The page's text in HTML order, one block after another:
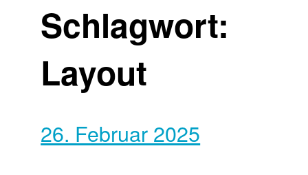
Schlagwort:
Layout
26. Februar 2025